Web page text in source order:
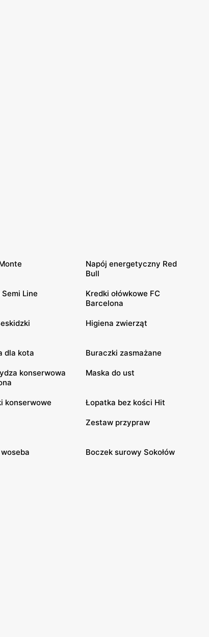
Napój energetyczny Red
Bull
Line
Kredki ołówkowe FC
Barcelona
Higiena zwierząt
dla kota Buraczki zasmażane
konserwowa
Maska do ust
konserwowe Łopatka bez kości Hit
Zestaw przypraw
Boczek surowy Sokołów